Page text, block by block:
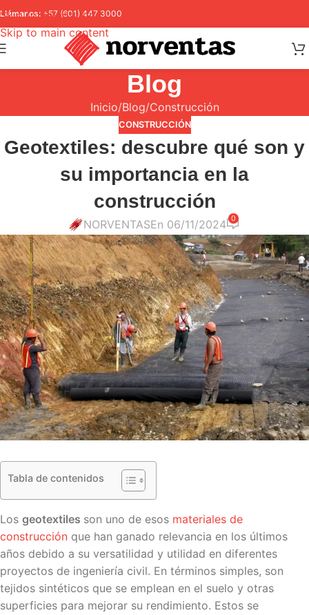
Skip to navigation
Skip to main content
Llámanos: +57 (601) 447 3000
Blog
Inicio Blog Construcción
CONSTRUCCIÓN
Geotextiles: descubre qué son y
su importancia en la
construcción
NORVENTASEn 06/11/2024 0
Tabla de contenidos
Los geotextiles son uno de esos materiales de
construcción que han ganado relevancia en los últimos
años debido a su versatilidad y utilidad en diferentes
proyectos de ingeniería civil. En términos simples, son
tejidos sintéticos que se emplean en el suelo y otras
superficies para mejorar su rendimiento. Estos se